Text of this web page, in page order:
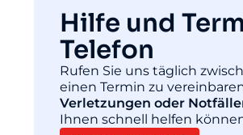
Hilfe und
Telefon
Rufen Sie uns täglich
einen Termin zu
Verletzungen oder
Ihnen schnell helfen